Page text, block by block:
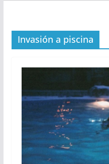
Invasión a piscina